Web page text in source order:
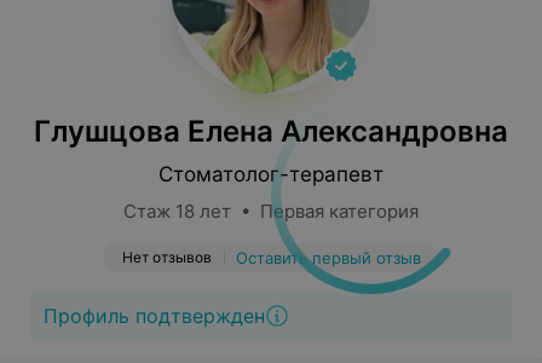
Глушцова Елена Александровна
Стоматолог-терапевт
Стаж 18 лет • Первая категория
Нет отзывов Оставить первый отзыв
Профиль подтвержден